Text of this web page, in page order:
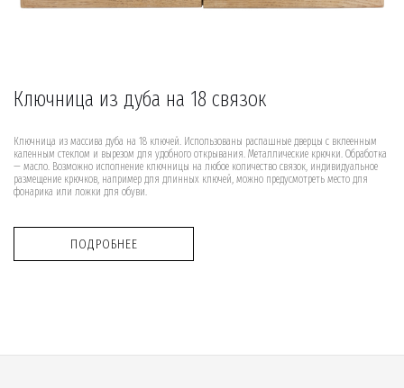
Ключница из дуба на 18 связок
Ключница из массива дуба на 18 ключей. Использованы распашные дверцы с вклеенным
каленным стеклом и вырезом для удобного открывания. Металлические крючки. Обработка
— масло. Возможно исполнение ключницы на любое количество связок, индивидуальное
размещение крючков, например для длинных ключей, можно предусмотреть место для
фонарика или ложки для обуви.
ПОДРОБНЕЕ